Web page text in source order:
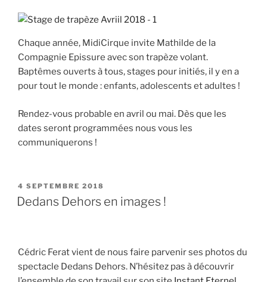
Chaque année, MidiCirque invite Mathilde de la
Compagnie Epissure avec son trapèze volant.
Baptêmes ouverts à tous, stages pour initiés, il y en a
pour tout le monde : enfants, adolescents et adultes !
Rendez-vous probable en avril ou mai. Dès que les
dates seront programmées nous vous les
communiquerons !
PUBLIÉ
LE
4 SEPTEMBRE 2018
Dedans Dehors en images !
Cédric Ferat vient de nous faire parvenir ses photos du
spectacle Dedans Dehors. N’hésitez pas à découvrir